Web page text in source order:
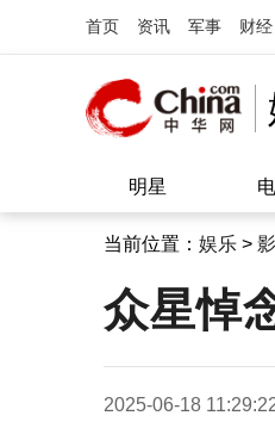
首页 资讯 军事 财经
明星
当前位置： 娱乐 >
众星悼
2025-06-18